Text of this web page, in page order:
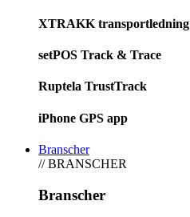
XTRAKK transportledning
setPOS Track & Trace
Ruptela TrustTrack
iPhone GPS app
Branscher
// BRANSCHER
Branscher